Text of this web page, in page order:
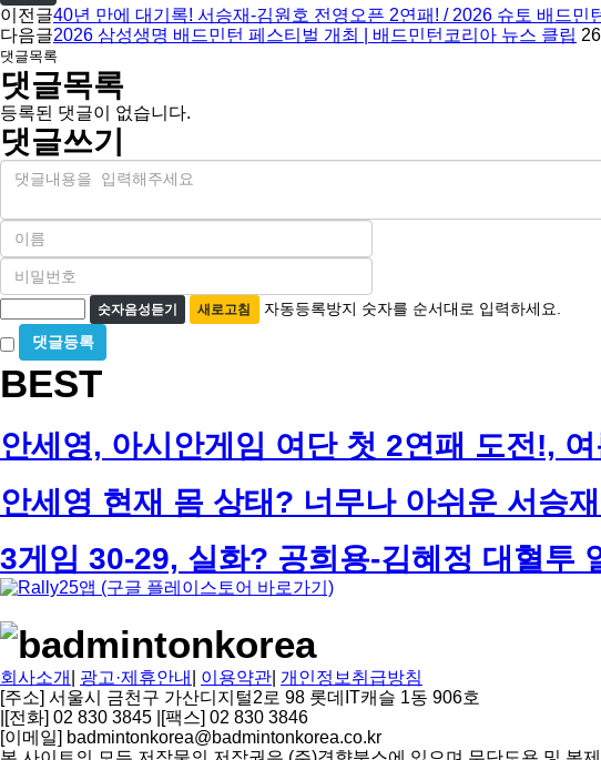
이전글40년 만에 대기록! 서승재-김원호 전영오픈 2연패! / 2026 슈토 배드
다음글2026 삼성생명 배드민턴 페스티벌 개최 | 배드민턴코리아 뉴스 클립
댓글목록
댓글목록
등록된 댓글이 없습니다.
댓글쓰기
내
이
필
수
비
밀
번
호
필
자
동
등
록
지
숫자음성듣기 새로고침 자동등록방지 숫자를 순서대로 입력하세요.
비
밀
글
사
BEST
안세영, 아시안게임 여단 첫 2연패 도전!,
안세영 현재 몸 상태? 너무나 아쉬운 서승
3게임 30-29, 실화? 공희용-김혜정 대혈투
회사소개 광고·제휴안내 이용약관 개인정보취급방침
[주소] 서울시 금천구 가산디지털2로 98 롯데IT캐슬 1동 906호
[전화] 02 830 3845 [팩스] 02 830 3846
[이메일] badmintonkorea@badmintonkorea.co.kr